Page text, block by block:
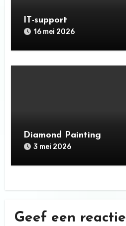
IT-support
16 mei 2026
Diamond Painting
3 mei 2026
Geef een reactie